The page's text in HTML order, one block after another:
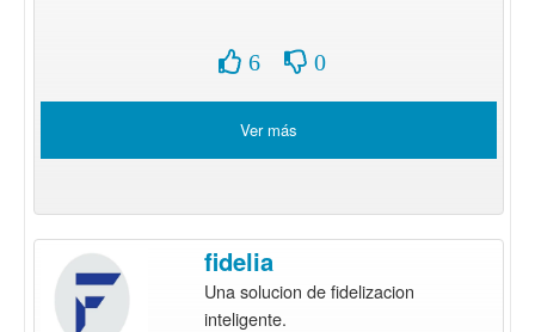
6 0
Ver más
fidelia
Una solucion de fidelizacion
inteligente.